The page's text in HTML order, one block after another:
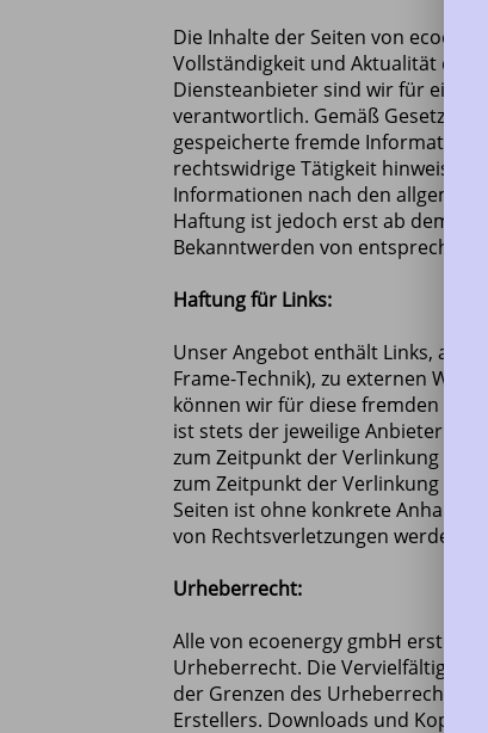
Die Inhalte der Seiten von
Vollständigkeit und Aktualität der
Diensteanbieter sind wir für
verantwortlich. Gemäß Gesetz
gespeicherte fremde
rechtswidrige Tätigkeit hinweisen.
Informationen nach den
Haftung ist jedoch erst ab dem
Bekanntwerden von
Haftung für Links:
Unser Angebot enthält Links, auf
Frame-Technik), zu externen
können wir für diese fremden
ist stets der jeweilige Anbieter
zum Zeitpunkt der Verlinkung auf
zum Zeitpunkt der Verlinkung
Seiten ist ohne konkrete
von Rechtsverletzungen werden
Urheberrecht:
Alle von ecoenergy gmbH
Urheberrecht. Die
der Grenzen des Urheberrechtes
Erstellers. Downloads und Kopien